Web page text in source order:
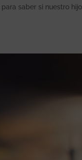
saber si nuestro